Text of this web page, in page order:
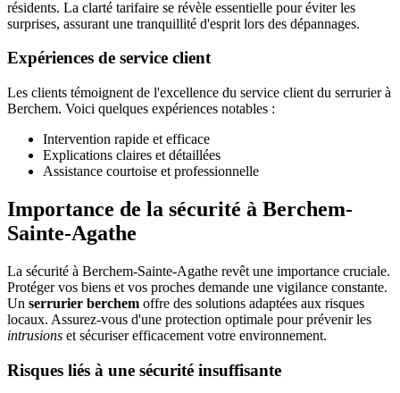
résidents. La clarté tarifaire se révèle essentielle pour éviter les
surprises, assurant une tranquillité d'esprit lors des dépannages.
Expériences de service client
Les clients témoignent de l'excellence du service client du serrurier à
Berchem. Voici quelques expériences notables :
Intervention rapide et efficace
Explications claires et détaillées
Assistance courtoise et professionnelle
Importance de la sécurité à Berchem-
Sainte-Agathe
La sécurité à Berchem-Sainte-Agathe revêt une importance cruciale.
Protéger vos biens et vos proches demande une vigilance constante.
Un serrurier berchem offre des solutions adaptées aux risques
locaux. Assurez-vous d'une protection optimale pour prévenir les
intrusions et sécuriser efficacement votre environnement.
Risques liés à une sécurité insuffisante